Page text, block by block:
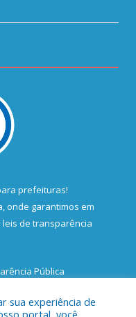
prefeituras!
onde garantimos em
leis de transparência
Pública
sua experiência de
portal, você